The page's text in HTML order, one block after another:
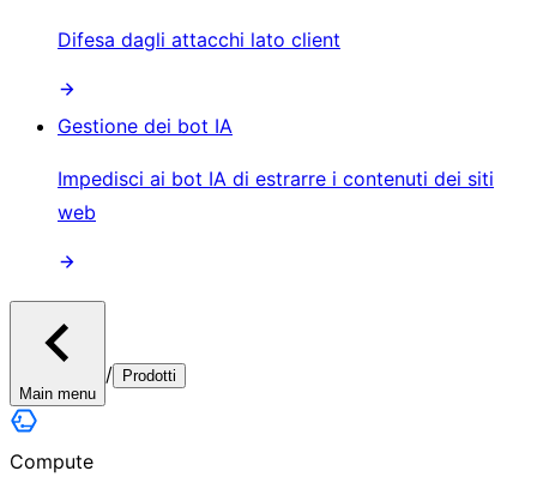
Difesa dagli attacchi lato client
Gestione dei bot IA
Impedisci ai bot IA di estrarre i contenuti dei siti
web
Main menu
/ Prodotti
Compute